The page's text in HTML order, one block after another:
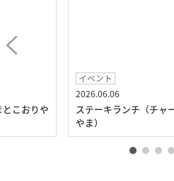
こおりや
イベント
2026.06.06
ステーキランチ（チャ
やま）